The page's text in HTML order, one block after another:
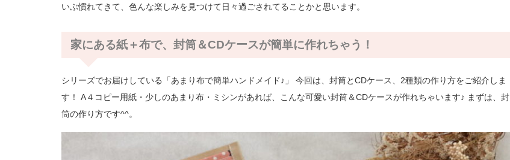
いぶ慣れてきて、色んな楽しみを見つけて日々過ごされてることかと思います。
家にある紙＋布で、封筒＆CDケースが簡単に作れちゃう！
シリーズでお届けしている「あまり布で簡単ハンドメイド♪」 今回は、封筒とCDケース、2種類の作り方をご紹介しま
す！ A４コピー用紙・少しのあまり布・ミシンがあれば、こんな可愛い封筒＆CDケースが作れちゃいます♪ まずは、封
筒の作り方です^^。